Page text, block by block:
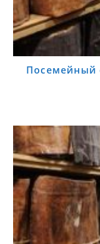
Посемейный